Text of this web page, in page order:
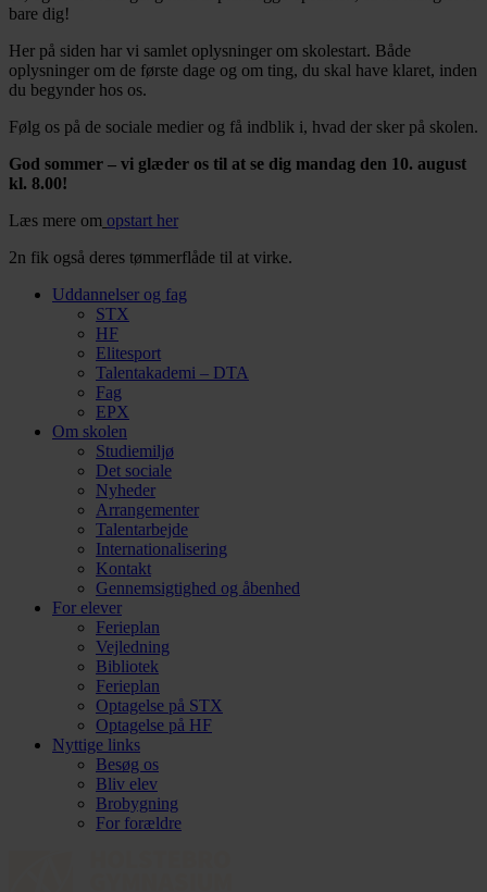
bare dig!
Her på siden har vi samlet oplysninger om skolestart. Både
oplysninger om de første dage og om ting, du skal have klaret, inden
du begynder hos os.
Følg os på de sociale medier og få indblik i, hvad der sker på skolen.
God sommer – vi glæder os til at se dig mandag den 10. august
kl. 8.00!
Læs mere om opstart her
2n fik også deres tømmerflåde til at virke.
Uddannelser og fag
STX
HF
Elitesport
Talentakademi – DTA
Fag
EPX
Om skolen
Studiemiljø
Det sociale
Nyheder
Arrangementer
Talentarbejde
Internationalisering
Kontakt
Gennemsigtighed og åbenhed
For elever
Ferieplan
Vejledning
Bibliotek
Ferieplan
Optagelse på STX
Optagelse på HF
Nyttige links
Besøg os
Bliv elev
Brobygning
For forældre